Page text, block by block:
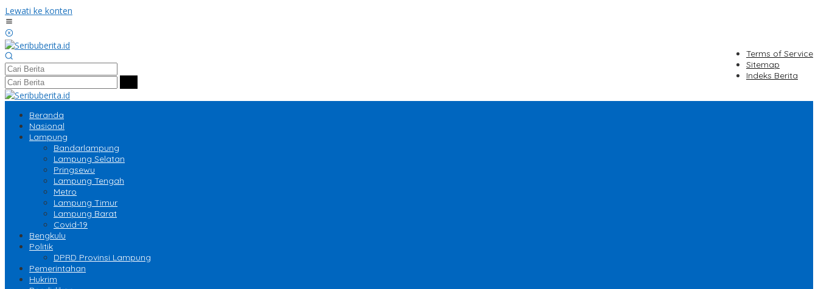
Lewati ke konten
Terms of Service
Sitemap
Indeks Berita
Beranda
Nasional
Lampung
Bandarlampung
Lampung Selatan
Pringsewu
Lampung Tengah
Metro
Lampung Timur
Lampung Barat
Covid-19
Bengkulu
Politik
DPRD Provinsi Lampung
Pemerintahan
Hukrim